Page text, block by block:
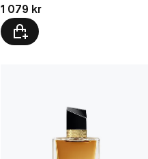
Pris: 1 079 kr
1 079 kr